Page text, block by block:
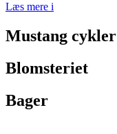
Læs mere i
Mustang cykler
Blomsteriet
Bager